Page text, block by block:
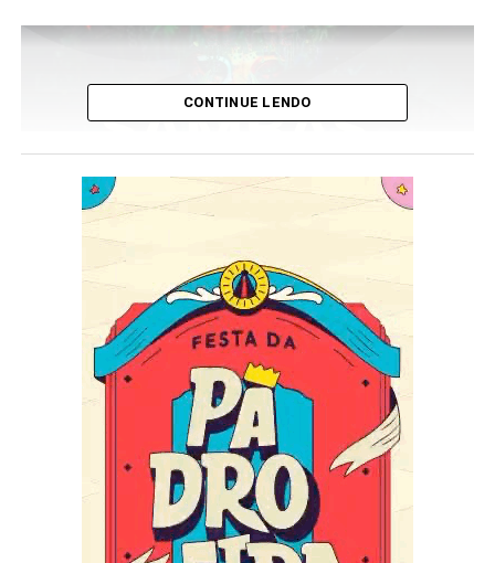
Capa do álbum da Série Ouro
O lançamento oficial está previsto para o fim de
CONTINUE LENDO